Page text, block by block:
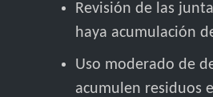
Revisión de las
haya acumulación
Uso moderado de
acumulen residuos